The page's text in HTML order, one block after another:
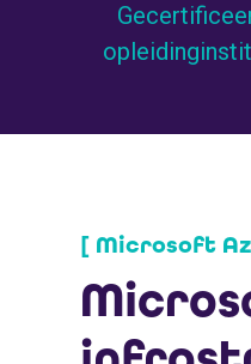
[ Microsoft